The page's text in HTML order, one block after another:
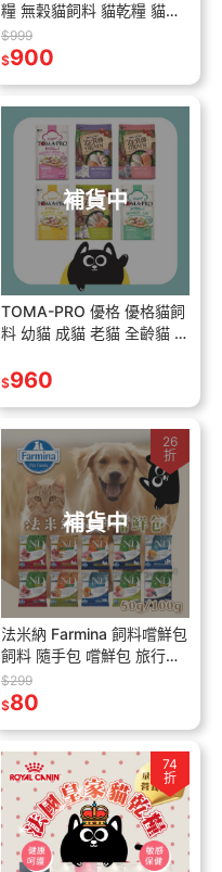
糧 無穀貓飼料 貓乾糧 貓咪
飼料 無穀飼料 貓糧 貓咪 寵
物食品 貓食品 貓飼料
$999
$900
補貨中
TOMA-PRO 優格 優格貓飼
料 幼貓 成貓 老貓 全齡貓 零
$960
補貨中
26
折
法米納 Farmina 飼料嚐鮮包
飼料 隨手包 嚐鮮包 旅行包
50G/100G
$299
$80
74
折